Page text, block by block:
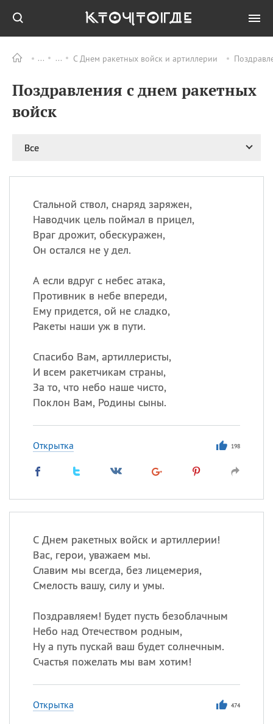
С Днем ракетных войск и артиллерии
Поздравления с днем ракетных
войск
Все
Стальной ствол, снаряд заряжен,
Наводчик цель поймал в прицел,
Враг дрожит, обескуражен,
Он остался не у дел.
А если вдруг с небес атака,
Противник в небе впереди,
Ему придется, ой не сладко,
Ракеты наши уж в пути.
Спасибо Вам, артиллеристы,
И всем ракетчикам страны,
За то, что небо наше чисто,
Поклон Вам, Родины сыны.
Открытка 198
С Днем ракетных войск и артиллерии!
Вас, герои, уважаем мы.
Славим мы всегда, без лицемерия,
Смелость вашу, силу и умы.
Поздравляем! Будет пусть безоблачным
Небо над Отечеством родным,
Ну а путь пускай ваш будет солнечным.
Счастья пожелать мы вам хотим!
Открытка 474
ПРАЗДНИКИ Все
09.08 День памяти
великомученика и
Николая Чудотворца
11.08 День полета на
11.08 День Святой Клары —
покровительницы
телевидения
Сегодня празднуют именины
Герман
Анфиса
Посмотреть значение